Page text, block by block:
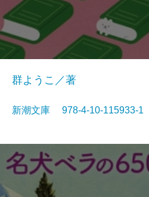
群ようこ／著
新潮文庫 978-4-10-